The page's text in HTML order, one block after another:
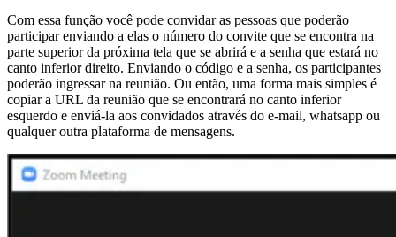
Com essa função você pode convidar as pessoas que poderão
participar enviando a elas o número do convite que se encontra na
parte superior da próxima tela que se abrirá e a senha que estará no
canto inferior direito. Enviando o código e a senha, os participantes
poderão ingressar na reunião. Ou então, uma forma mais simples é
copiar a URL da reunião que se encontrará no canto inferior
esquerdo e enviá-la aos convidados através do e-mail, whatsapp ou
qualquer outra plataforma de mensagens.